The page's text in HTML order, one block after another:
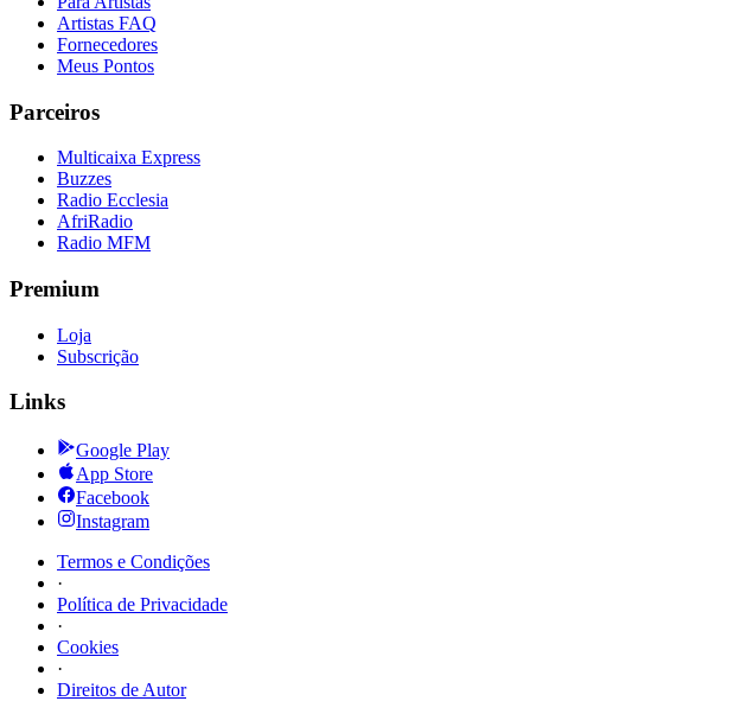
Artistas FAQ
Fornecedores
Meus Pontos
Parceiros
Multicaixa Express
Buzzes
Radio Ecclesia
AfriRadio
Radio MFM
Premium
Loja
Subscrição
Links
Google Play
App Store
Facebook
Instagram
Termos e Condições
·
Política de Privacidade
·
Cookies
·
Direitos de Autor